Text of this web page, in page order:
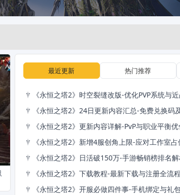
最近更新 热门推荐
《永恒之塔2》时空裂缝改版-优化PVP系统与
《永恒之塔2》24日更新内容汇总-免费兑换码及圣
《永恒之塔2》更新内容详解-PvP与职业平衡
《永恒之塔2》新增4服创角上限-应对工作室占
《永恒之塔2》日活破150万-手游畅销榜排名
《永恒之塔2》下载教程-最新下载与注册全流
《永恒之塔2》开服必做四件事-手机绑定与礼